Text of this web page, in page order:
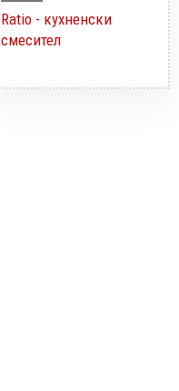
Ratio - кухненски
смесител